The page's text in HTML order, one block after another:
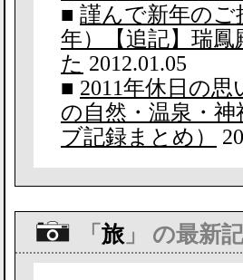
■ 謹んで新年のご
年）【追記】瑞
た 2012.01.05
■ 2011年休日の
の自然・温泉・
ブ記録まとめ）
「 旅 」 の最新